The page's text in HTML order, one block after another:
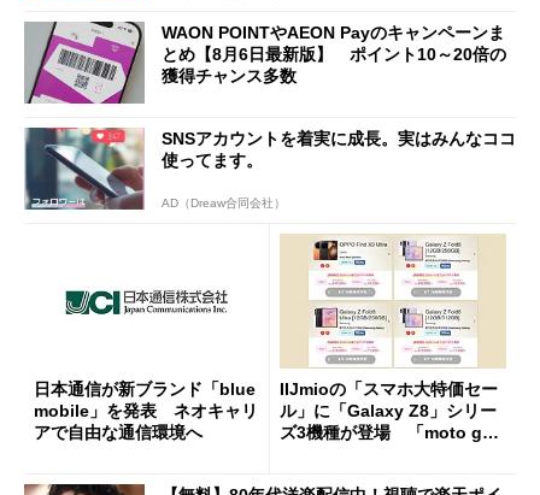
WAON POINTやAEON Payのキャンペーンま
とめ【8月6日最新版】 ポイント10～20倍の
獲得チャンス多数
SNSアカウントを着実に成長。実はみんなココ
使ってます。
AD（Dreaw合同会社）
日本通信が新ブランド「blue
mobile」を発表 ネオキャリ
アで自由な通信環境へ
IIJmioの「スマホ大特価セー
ル」に「Galaxy Z8」シリー
ズ3機種が登場 「moto g37